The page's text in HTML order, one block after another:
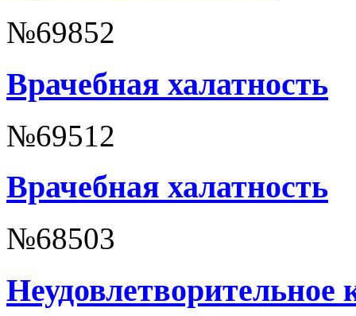
№69852
Врачебная халатность
№69512
Врачебная халатность
№68503
Неудовлетворительное